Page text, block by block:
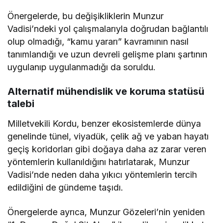
Önergelerde, bu değişikliklerin Munzur
Vadisi’ndeki yol çalışmalarıyla doğrudan bağlantılı
olup olmadığı, “kamu yararı” kavramının nasıl
tanımlandığı ve uzun devreli gelişme planı şartının
uygulanıp uygulanmadığı da soruldu.
Alternatif mühendislik ve koruma statüsü
talebi
Milletvekili Kordu, benzer ekosistemlerde dünya
genelinde tünel, viyadük, çelik ağ ve yaban hayatı
geçiş koridorları gibi doğaya daha az zarar veren
yöntemlerin kullanıldığını hatırlatarak, Munzur
Vadisi’nde neden daha yıkıcı yöntemlerin tercih
edildiğini de gündeme taşıdı.
Önergelerde ayrıca, Munzur Gözeleri’nin yeniden